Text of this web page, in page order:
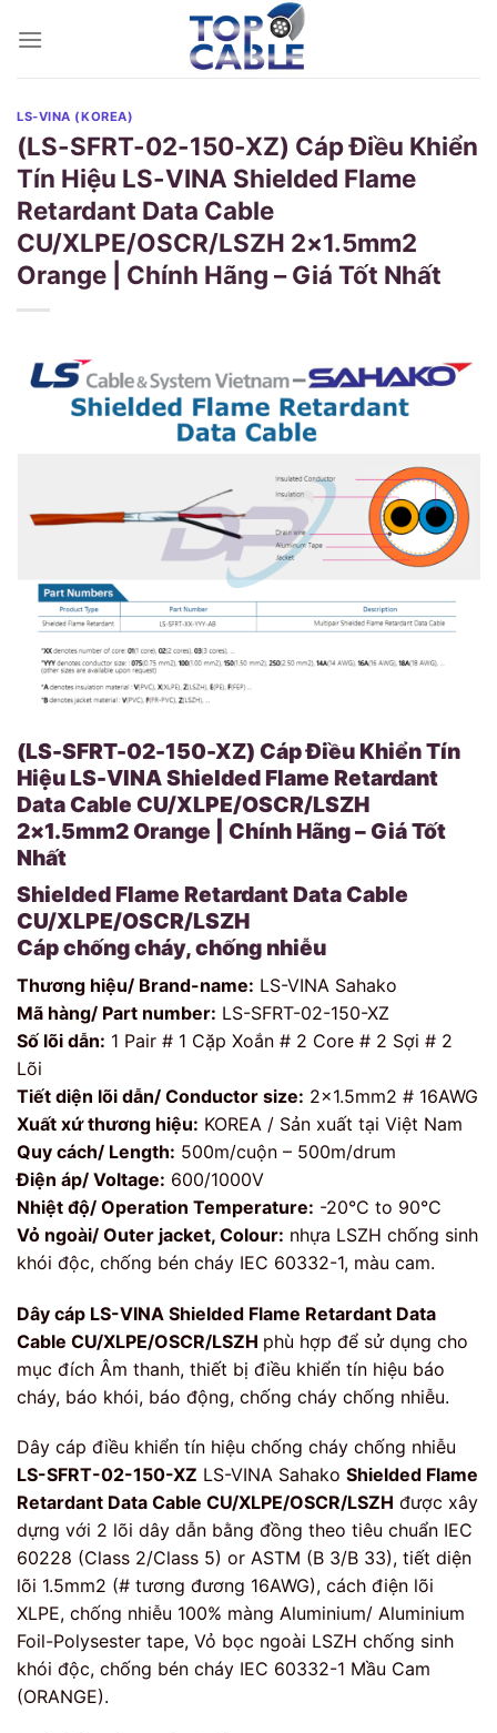
LS-VINA (KOREA)
(LS-SFRT-02-150-XZ) Cáp Điều Khiển
Tín Hiệu LS-VINA Shielded Flame
Retardant Data Cable
CU/XLPE/OSCR/LSZH 2×1.5mm2
Orange | Chính Hãng – Giá Tốt Nhất
(LS-SFRT-02-150-XZ) Cáp Điều Khiển Tín
Hiệu LS-VINA Shielded Flame Retardant
Data Cable CU/XLPE/OSCR/LSZH
2×1.5mm2 Orange | Chính Hãng – Giá Tốt
Nhất
Shielded Flame Retardant Data Cable
CU/XLPE/OSCR/LSZH
Cáp chống cháy, chống nhiễu
Thương hiệu/ Brand-name: LS-VINA Sahako
Mã hàng/ Part number: LS-SFRT-02-150-XZ
Số lõi dẫn: 1 Pair # 1 Cặp Xoắn # 2 Core # 2 Sợi # 2
Lõi
Tiết diện lõi dẫn/ Conductor size: 2×1.5mm2 # 16AWG
Xuất xứ thương hiệu: KOREA / Sản xuất tại Việt Nam
Quy cách/ Length: 500m/cuộn – 500m/drum
Điện áp/ Voltage: 600/1000V
Nhiệt độ/ Operation Temperature: -20°C to 90°C
Vỏ ngoài/ Outer jacket, Colour: nhựa LSZH chống sinh
khói độc, chống bén cháy IEC 60332-1, màu cam.
Dây cáp LS-VINA Shielded Flame Retardant Data
Cable CU/XLPE/OSCR/LSZH phù hợp để sử dụng cho
mục đích Âm thanh, thiết bị điều khiển tín hiệu báo
cháy, báo khói, báo động, chống cháy chống nhiễu.
Dây cáp điều khiển tín hiệu chống cháy chống nhiễu
LS-SFRT-02-150-XZ LS-VINA Sahako Shielded Flame
Retardant Data Cable CU/XLPE/OSCR/LSZH được xây
dựng với 2 lõi dây dẫn bằng đồng theo tiêu chuẩn IEC
60228 (Class 2/Class 5) or ASTM (B 3/B 33), tiết diện
lõi 1.5mm2 (# tương đương 16AWG), cách điện lõi
XLPE, chống nhiễu 100% màng Aluminium/ Aluminium
Foil-Polysester tape, Vỏ bọc ngoài LSZH chống sinh
khói độc, chống bén cháy IEC 60332-1 Mầu Cam
(ORANGE).